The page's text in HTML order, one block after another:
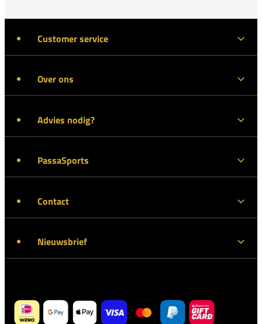
Customer service
Over ons
Advies nodig?
PassaSports
Contact
Nieuwsbrief